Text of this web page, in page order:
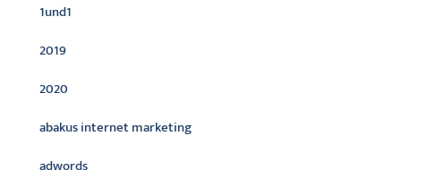
1und1
2019
2020
abakus internet marketing
adwords